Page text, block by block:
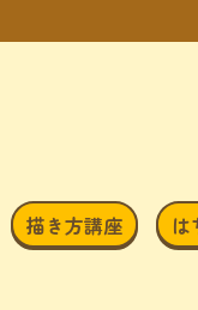
描き方講座 は